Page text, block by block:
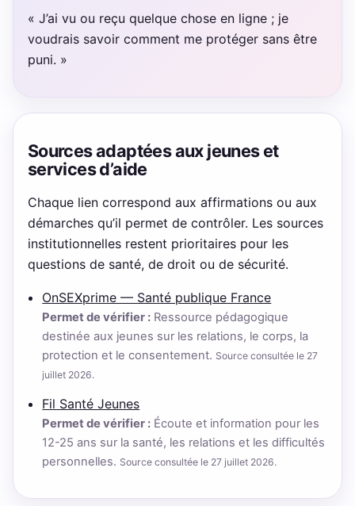
« J’ai vu ou reçu quelque chose en ligne ; je
voudrais savoir comment me protéger sans être
puni. »
Sources adaptées aux jeunes et
services d’aide
Chaque lien correspond aux affirmations ou aux
démarches qu’il permet de contrôler. Les sources
institutionnelles restent prioritaires pour les
questions de santé, de droit ou de sécurité.
OnSEXprime — Santé publique France
Permet de vérifier : Ressource pédagogique
destinée aux jeunes sur les relations, le corps, la
protection et le consentement. Source consultée le 27
juillet 2026.
Fil Santé Jeunes
Permet de vérifier : Écoute et information pour les
12-25 ans sur la santé, les relations et les difficultés
personnelles. Source consultée le 27 juillet 2026.